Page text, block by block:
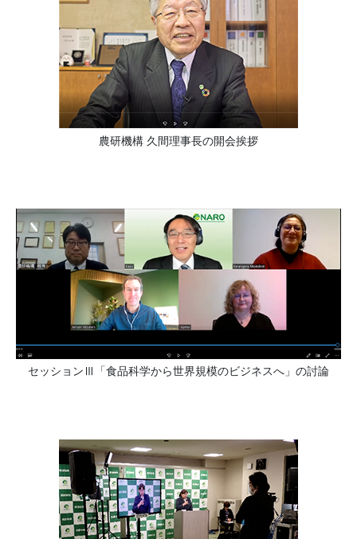
農研機構 久間理事長の開会挨拶
セッション 「食品科学から世界規模のビジネスへ」の討論